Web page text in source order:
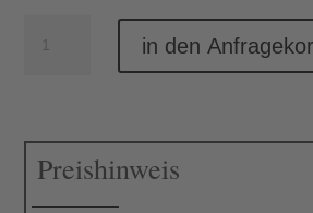
in den
Preishinweis